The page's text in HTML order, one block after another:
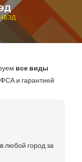
все виды
и гарантией
в любой город за